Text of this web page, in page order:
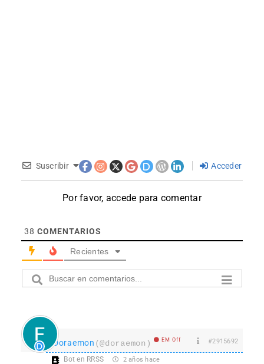
Suscribir Acceder
Por favor, accede para comentar
38 COMENTARIOS
Recientes
Doraemon (@doraemon) EM Off #2915692
Bot en RRSS 2 años hace